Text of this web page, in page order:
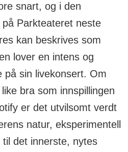
snart, og i den
Parkteateret neste
kan beskrives som
lover en intens og
på sin livekonsert. Om
bra som innspillingen
er det utvilsomt verdt
natur, eksperimentell
det innerste, nytes